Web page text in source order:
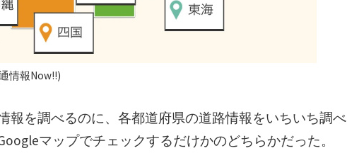
情報Now!!)
報を調べるのに、各都道府県の道路情報をいちいち調べ
マップでチェックするだけかのどちらかだった。